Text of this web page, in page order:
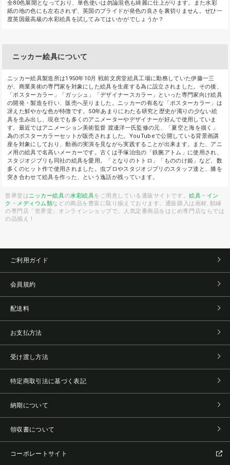
全80色展開となっており、単色使いは勿論混色も綺麗に仕上がります。また水彩
紙の地の色にも左右されず、英国のプライドが発色の良さを裏切りません。ぜひ一
度英国最高級の水彩絵具を試してみてはいかがでしょうか？
ニッカー絵具について
ニッカー絵具製造所は1950年10月 戦前文房堂絵具工場に勤務していた伊藤一三
が、商業美術の専門家を対象にした絵具を生産する為に設立されました。その後、
「ポスターカラー」「ガッシュ」「デザイナースカラー」といった専門家向け絵具
の開発・製造を行い、販売へ至りました。ニッカーの有名な「ポスターカラー」は
冴えた鮮やかな色が特徴です。50年あまりにわたる研究と歴史が濁りの少ない絵
具を生み出し、現在でも多くのアニメーターやデザイナーが好んで使用していま
す。最近ではアニメーション美術監督 渡邊洋一氏監修の元、「夏空と海を描く」
為のポスターカラーセットが販売されました。YouTubeで公開している背景画講
座を対象にしており、動画の実演を見ながら実践することが出来ます。また、アニ
メ用の絵具で名高いメーカーです。古くは手塚治虫の「鉄腕アトム」に使用され、
スタジオジブリも同社の絵具を愛用。「となりのトトロ」「もののけ姫」など、数
多くのヒット作で使用されました。虫プロやスタジオジブリのスタッフ達と、膝を
突き合わせて絵具を作った、という逸話が残っています。
世界堂は ニッカー絵具の水彩絵具をご用意している通販サイトです。絵具・イン
ク・メディウム類などの商品を豊富に取り揃えております。通販購入は画材, 額縁
の専門店「世界堂」オンラインショップで。人気定番商品をはじめ専門店ならでは
の品揃え！
ご利用ガイド
会員規約
配送料
お支払方法
受け渡し方法
特定商取引法に基づく表記
納期について
領収書について
コーポレートサイト